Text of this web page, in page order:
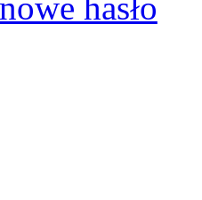
hasło